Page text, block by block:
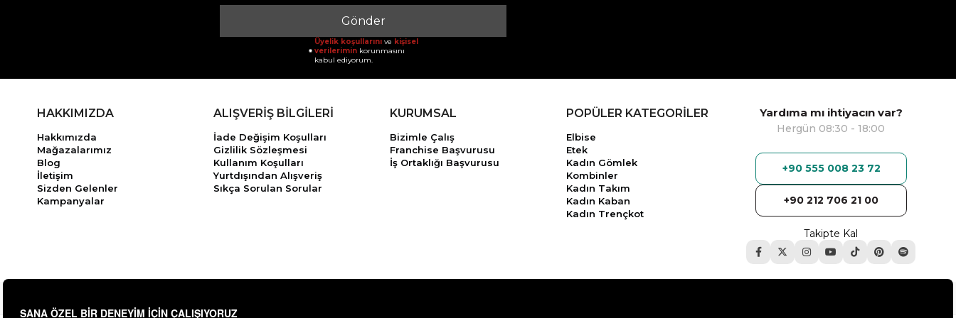
Gönder
Üyelik koşullarını ve kişisel
verilerimin korunmasını
kabul ediyorum.
HAKKIMIZDA
Hakkımızda
Mağazalarımız
Blog
İletişim
Sizden Gelenler
Kampanyalar
ALIŞVERİŞ BİLGİLERİ
İade Değişim Koşulları
Gizlilik Sözleşmesi
Kullanım Koşulları
Yurtdışından Alışveriş
Sıkça Sorulan Sorular
KURUMSAL
Bizimle Çalış
Franchise Başvurusu
İş Ortaklığı Başvurusu
POPÜLER KATEGORİLER
Elbise
Etek
Kadın Gömlek
Kombinler
Kadın Takım
Kadın Kaban
Kadın Trençkot
Yardıma mı ihtiyacın var?
Hergün 08:30 - 18:00
+90 555 008 23 72
+90 212 706 21 00
Takipte Kal